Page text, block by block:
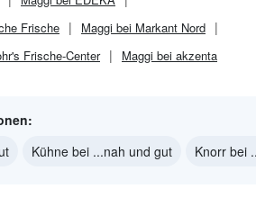
Frische
Maggi bei Markant Nord
Frische-Center
Maggi bei akzenta
Kühne bei ...nah und gut Knorr bei